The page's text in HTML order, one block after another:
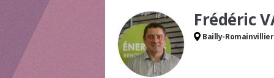
Frédéric
Bailly-